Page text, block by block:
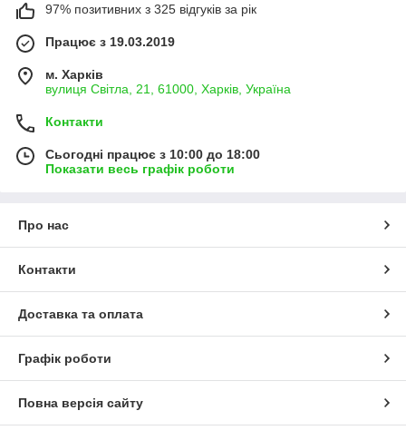
97% позитивних з 325 відгуків за рік
Працює з 19.03.2019
м. Харків
вулиця Світла, 21, 61000, Харків, Україна
Контакти
Сьогодні працює з 10:00 до 18:00
Показати весь графік роботи
Про нас
Контакти
Доставка та оплата
Графік роботи
Повна версія сайту